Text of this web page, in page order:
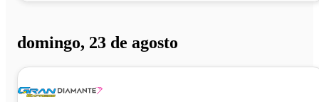
domingo, 23 de agosto